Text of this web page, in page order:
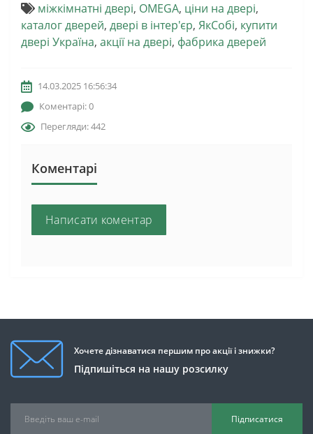
міжкімнатні двері, OMEGA, ціни на двері,
каталог дверей, двері в інтер'єр, ЯкСобі, купити
двері Україна, акції на двері, фабрика дверей
14.03.2025 16:56:34
Коментарі: 0
Перегляди: 442
Коментарі
Написати коментар
Хочете дізнаватися першим про акції і знижки?
Підпишіться на нашу розсилку
Підписатися